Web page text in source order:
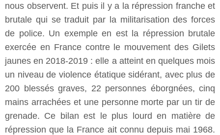
nous observent. Et puis il y a la répression franche et
brutale qui se traduit par la militarisation des forces
de police. Un exemple en est la répression brutale
exercée en France contre le mouvement des Gilets
jaunes en 2018-2019 : elle a atteint en quelques mois
un niveau de violence étatique sidérant, avec plus de
200 blessés graves, 22 personnes éborgnées, cinq
mains arrachées et une personne morte par un tir de
grenade. Ce bilan est le plus lourd en matière de
répression que la France ait connu depuis mai 1968.